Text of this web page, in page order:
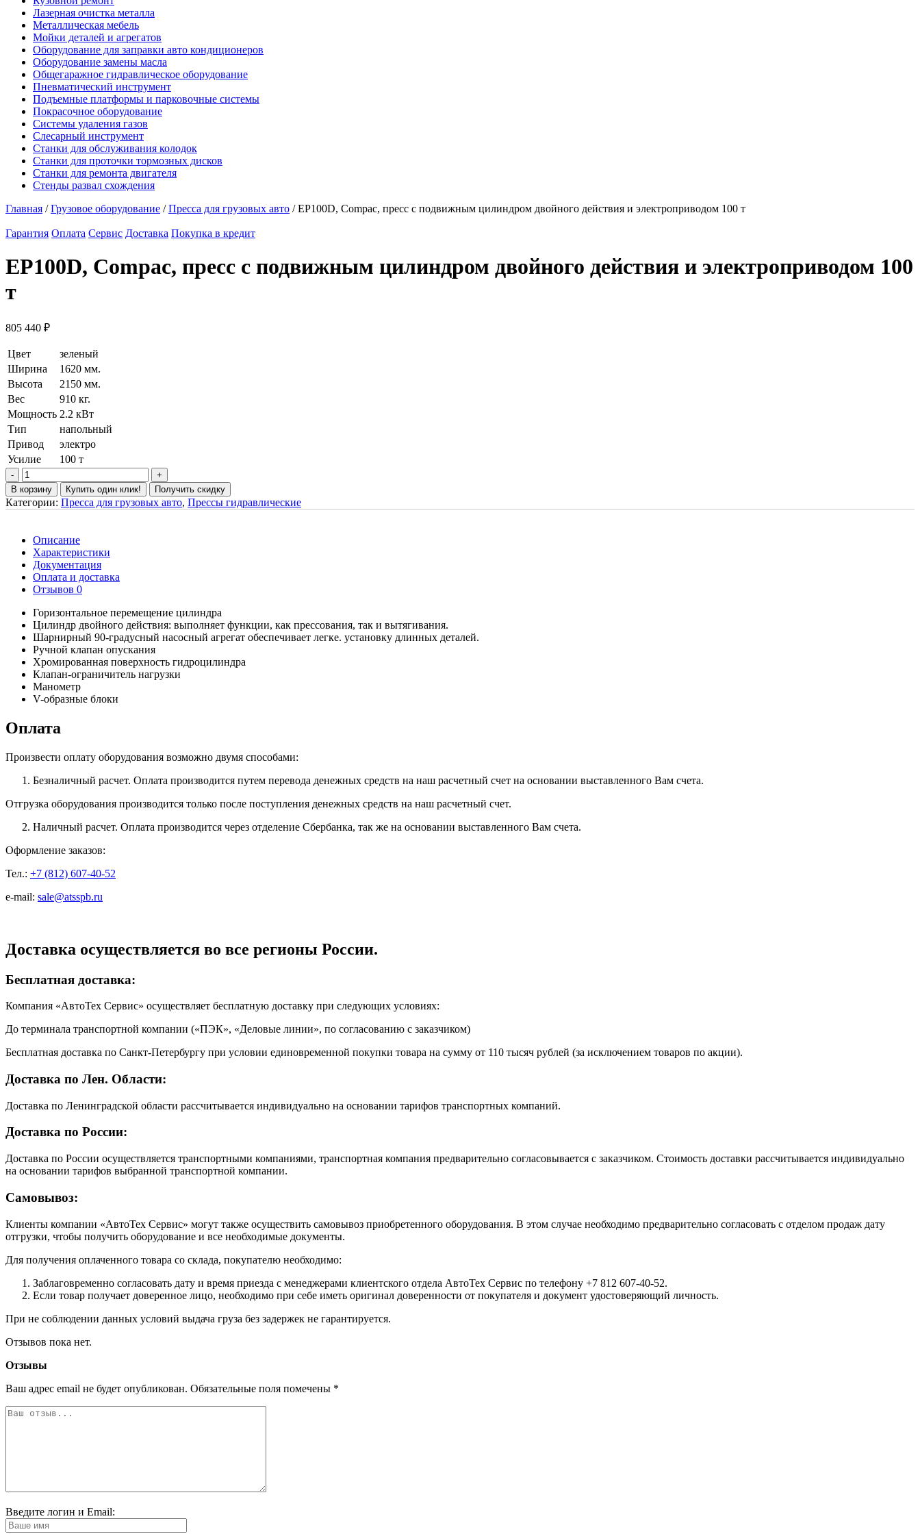
Лазерная очистка металла
Металлическая мебель
Мойки деталей и агрегатов
Оборудование для заправки авто кондиционеров
Оборудование замены масла
Общегаражное гидравлическое оборудование
Пневматический инструмент
Подъемные платформы и парковочные системы
Покрасочное оборудование
Системы удаления газов
Слесарный инструмент
Станки для обслуживания колодок
Станки для проточки тормозных дисков
Станки для ремонта двигателя
Стенды развал схождения
Главная /Грузовое оборудование /Пресса для грузовых авто / EP100D, Compac, пресс с подвижным цилиндром двойного действия и электроприводом 100 т
Гарантия Оплата Сервис Доставка Покупка в кредит
EP100D, Compac, пресс с подвижным цилиндром двойного действия и электроприводом 100
т
805 440 ₽
Цвет
зеленый
Ширина
1620 мм.
Высота
2150 мм.
Вес
910 кг.
Мощность 2.2 кВт
Тип
напольный
Привод
электро
Усилие
100 т
В корзину Купить один клик! Получить скидку
Категории: Пресса для грузовых авто, Прессы гидравлические
Описание
Характеристики
Документация
Оплата и доставка
Отзывов 0
Горизонтальное перемещение цилиндра
Цилиндр двойного действия: выполняет функции, как прессования, так и вытягивания.
Шарнирный 90-градусный насосный агрегат обеспечивает легкe. установку длинных деталей.
Ручной клапан опускания
Хромированная поверхность гидроцилиндра
Клапан-ограничитель нагрузки
Манометр
V-образные блоки
Оплата
Произвести оплату оборудования возможно двумя способами:
Безналичный расчет. Оплата производится путем перевода денежных средств на наш расчетный счет на основании выставленного Вам счета.
Отгрузка оборудования производится только после поступления денежных средств на наш расчетный счет.
Наличный расчет. Оплата производится через отделение Сбербанка, так же на основании выставленного Вам счета.
Оформление заказов:
Тел.: +7 (812) 607-40-52
e-mail: sale@atsspb.ru
Доставка осуществляется во все регионы России.
Бесплатная доставка:
Компания «АвтоТех Сервис» осуществляет бесплатную доставку при следующих условиях:
До терминала транспортной компании («ПЭК», «Деловые линии», по согласованию с заказчиком)
Бесплатная доставка по Санкт-Петербургу при условии единовременной покупки товара на сумму от 110 тысяч рублей (за исключением товаров по акции).
Доставка по Лен. Области:
Доставка по Ленинградской области рассчитывается индивидуально на основании тарифов транспортных компаний.
Доставка по России:
Доставка по России осуществляется транспортными компаниями, транспортная компания предварительно согласовывается с заказчиком. Стоимость доставки рассчитывается индивидуально
на основании тарифов выбранной транспортной компании.
Самовывоз:
Клиенты компании «АвтоТех Сервис» могут также осуществить самовывоз приобретенного оборудования. В этом случае необходимо предварительно согласовать с отделом продаж дату
отгрузки, чтобы получить оборудование и все необходимые документы.
Для получения оплаченного товара со склада, покупателю необходимо:
Заблаговременно согласовать дату и время приезда с менеджерами клиентского отдела АвтоТех Сервис по телефону +7 812 607-40-52.
Если товар получает доверенное лицо, необходимо при себе иметь оригинал доверенности от покупателя и документ удостоверяющий личность.
При не соблюдении данных условий выдача груза без задержек не гарантируется.
Отзывов пока нет.
Отзывы
Ваш адрес email не будет опубликован. Обязательные поля помечены *
Введите логин и Email: